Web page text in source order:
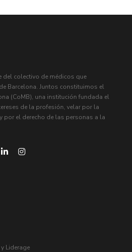
colectivo de médicos que
Barcelona. Juntos constituimos el
(CoMB), una institución fundada el
de la profesión, velar por la
por el derecho de las personas a la
Liderage